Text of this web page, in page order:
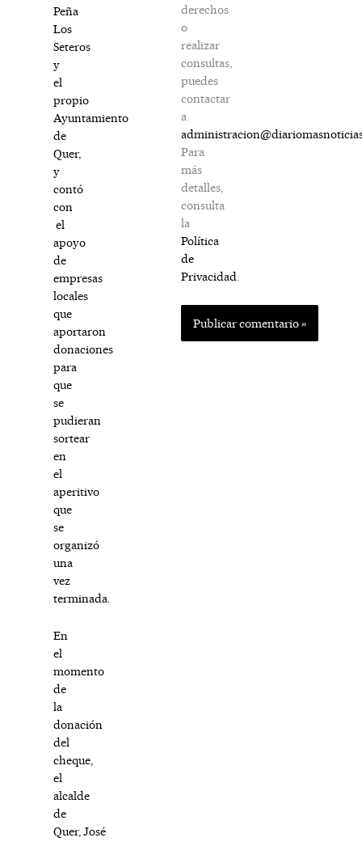
Peña
Los
Seteros
y
el
propio
Ayuntamiento
de
Quer,
y
contó
con
el
apoyo
de
empresas
locales
que
aportaron
donaciones
para
que
se
pudieran
sortear
en
el
aperitivo
que
se
organizó
una
vez
terminada.
En
el
momento
de
la
donación
del
cheque,
el
alcalde
de
Quer, José
derechos
o
realizar
consultas,
puedes
contactar
a
Para
más
detalles,
consulta
la
Política
de
Privacidad